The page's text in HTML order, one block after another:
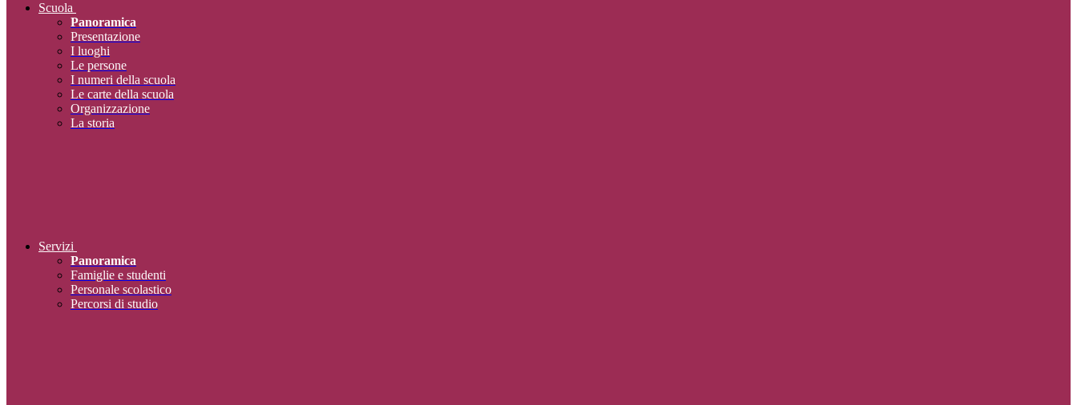
Scuola
Panoramica
Presentazione
I luoghi
Le persone
I numeri della scuola
Le carte della scuola
Organizzazione
La storia
Servizi
Panoramica
Famiglie e studenti
Personale scolastico
Percorsi di studio